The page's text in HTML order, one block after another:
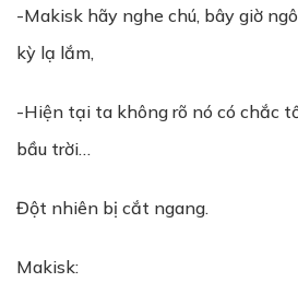
-Makisk hãy nghe chú, bây giờ
kỳ lạ lắm,
-Hiện tại ta không rõ nó có chắc
bầu trời…
Đột nhiên bị cắt ngang.
Makisk: